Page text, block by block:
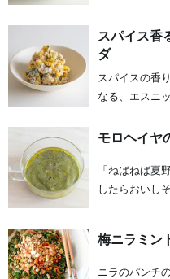
スパイス香
ダ
スパイスの香
なる、エスニ
モロヘイヤ
「ねばねば夏
したらおいし
梅ニラミン
ニラのパンチ